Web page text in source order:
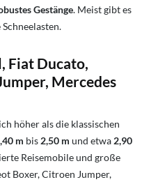
Gestänge. Meist gibt es
Fiat Ducato,
Mercedes
höher als die klassischen
m bis 2,50 m und etwa 2,90
Reisemobile und große
Boxer, Citroen Jumper,